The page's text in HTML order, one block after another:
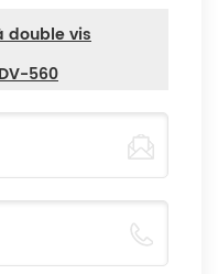
double vis
560